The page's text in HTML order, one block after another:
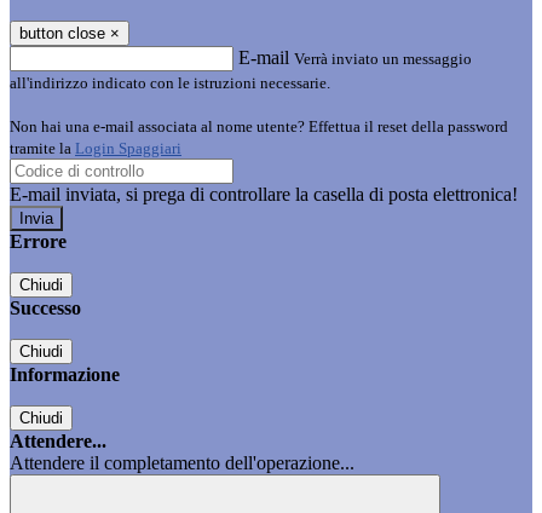
button close ×
E-mail Verrà inviato un messaggio
all'indirizzo indicato con le istruzioni necessarie.
Non hai una e-mail associata al nome utente? Effettua il reset della password
tramite la Login Spaggiari
E-mail inviata, si prega di controllare la casella di posta elettronica!
Errore
Chiudi
Successo
Chiudi
Informazione
Chiudi
Attendere...
Attendere il completamento dell'operazione...